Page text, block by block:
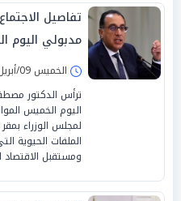
تفاصيل
مدبولي اليوم
الخميس 09/أبريل/2026 - 02:51 م
ترأس الدكتور
لمجلس الوزراء
الملفات الحيوية
ومستقبل